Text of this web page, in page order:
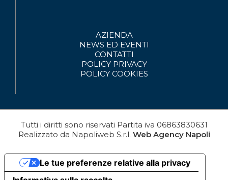
AZIENDA
NEWS ED EVENTI
CONTATTI
POLICY PRIVACY
POLICY COOKIES
Tutti i diritti sono riservati Partita iva 06863830631
Realizzato da Napoliweb S.r.l. Web Agency Napoli
Le tue preferenze relative alla privacy